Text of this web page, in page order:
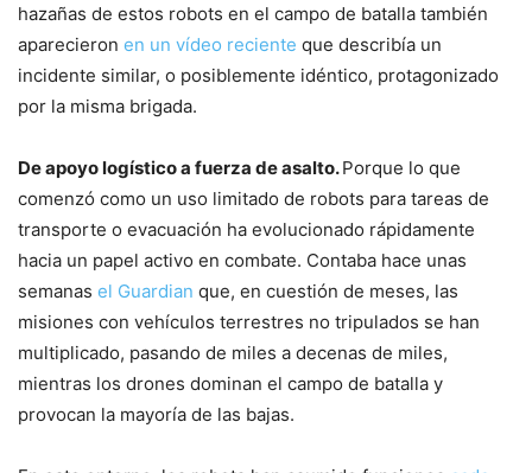
hazañas de estos robots en el campo de batalla también
aparecieron en un vídeo reciente que describía un
incidente similar, o posiblemente idéntico, protagonizado
por la misma brigada.
De apoyo logístico a fuerza de asalto.Porque lo que
comenzó como un uso limitado de robots para tareas de
transporte o evacuación ha evolucionado rápidamente
hacia un papel activo en combate. Contaba hace unas
semanas el Guardian que, en cuestión de meses, las
misiones con vehículos terrestres no tripulados se han
multiplicado, pasando de miles a decenas de miles,
mientras los drones dominan el campo de batalla y
provocan la mayoría de las bajas.